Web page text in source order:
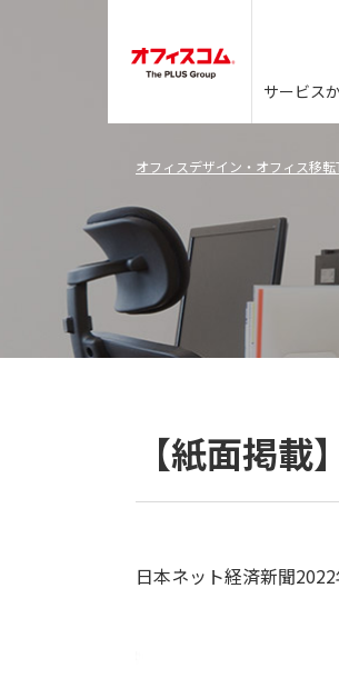
サービス
オフィスデザイン・オフィス移転
【紙面掲
日本ネット経済新聞